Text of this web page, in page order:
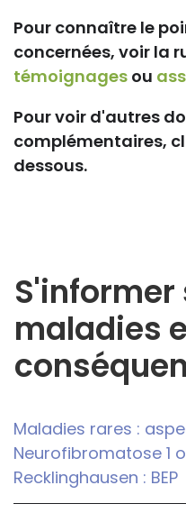
Pour connaître le
concernées, voir la
témoignages ou
Pour voir d'autres
complémentaires,
dessous.
S'informer
maladies
Maladies rares :
Neurofibromatose 1
Recklinghausen : BEP